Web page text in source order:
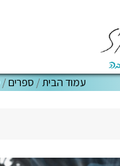
עמוד הבית/ ספרים/